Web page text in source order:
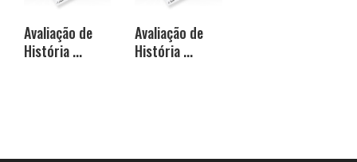
Avaliação de
História ...
Avaliação de
História ...